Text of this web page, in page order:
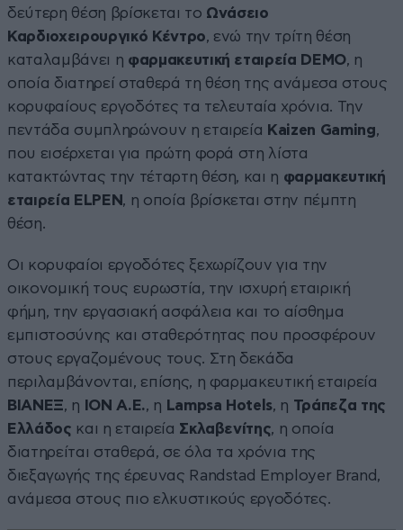
δεύτερη θέση βρίσκεται το Ωνάσειο
Καρδιοχειρουργικό Κέντρο, ενώ την τρίτη θέση
καταλαμβάνει η φαρμακευτική εταιρεία DEMO, η
οποία διατηρεί σταθερά τη θέση της ανάμεσα στους
κορυφαίους εργοδότες τα τελευταία χρόνια. Την
πεντάδα συμπληρώνουν η εταιρεία Kaizen Gaming,
που εισέρχεται για πρώτη φορά στη λίστα
κατακτώντας την τέταρτη θέση, και η φαρμακευτική
εταιρεία ELPEN, η οποία βρίσκεται στην πέμπτη
θέση.
Οι κορυφαίοι εργοδότες ξεχωρίζουν για την
οικονομική τους ευρωστία, την ισχυρή εταιρική
φήμη, την εργασιακή ασφάλεια και το αίσθημα
εμπιστοσύνης και σταθερότητας που προσφέρουν
στους εργαζομένους τους. Στη δεκάδα
περιλαμβάνονται, επίσης, η φαρμακευτική εταιρεία
ΒΙΑΝΕΞ, η ΙΟΝ Α.Ε., η Lampsa Hotels, η Τράπεζα της
Ελλάδος και η εταιρεία Σκλαβενίτης, η οποία
διατηρείται σταθερά, σε όλα τα χρόνια της
διεξαγωγής της έρευνας Randstad Employer Brand,
ανάμεσα στους πιο ελκυστικούς εργοδότες.